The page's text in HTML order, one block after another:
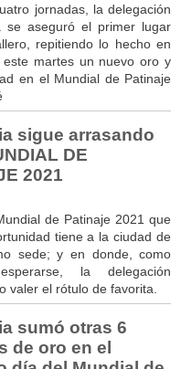
jornadas, la delegación
se aseguró el primer lugar
repitiendo lo hecho en
este martes un nuevo oro y
en el Mundial de Patinaje
sigue arrasando
DE
2021
de Patinaje 2021 que
tiene a la ciudad de
sede; y en donde, como
la delegación
valer el rótulo de favorita.
sumó otras 6
de oro en el